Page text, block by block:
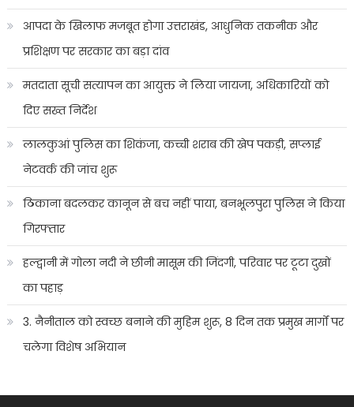
आपदा के खिलाफ मजबूत होगा उत्तराखंड, आधुनिक तकनीक और
प्रशिक्षण पर सरकार का बड़ा दांव
मतदाता सूची सत्यापन का आयुक्त ने लिया जायजा, अधिकारियों को
दिए सख्त निर्देश
लालकुआं पुलिस का शिकंजा, कच्ची शराब की खेप पकड़ी, सप्लाई
नेटवर्क की जांच शुरू
ठिकाना बदलकर कानून से बच नहीं पाया, बनभूलपुरा पुलिस ने किया
गिरफ्तार
हल्द्वानी में गोला नदी ने छीनी मासूम की जिंदगी, परिवार पर टूटा दुखों
का पहाड़
3. नैनीताल को स्वच्छ बनाने की मुहिम शुरू, 8 दिन तक प्रमुख मार्गों पर
चलेगा विशेष अभियान